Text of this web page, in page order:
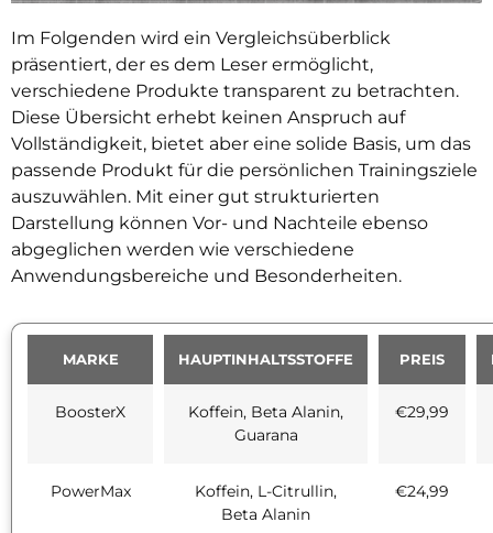
Im Folgenden wird ein Vergleichsüberblick
präsentiert, der es dem Leser ermöglicht,
verschiedene Produkte transparent zu betrachten.
Diese Übersicht erhebt keinen Anspruch auf
Vollständigkeit, bietet aber eine solide Basis, um das
passende Produkt für die persönlichen Trainingsziele
auszuwählen. Mit einer gut strukturierten
Darstellung können Vor- und Nachteile ebenso
abgeglichen werden wie verschiedene
Anwendungsbereiche und Besonderheiten.
MARKE HAUPTINHALTSSTOFFE PREIS
BoosterX
Koffein, Beta Alanin,
Guarana
€29,99
PowerMax
Koffein, L-Citrullin,
Beta Alanin
€24,99